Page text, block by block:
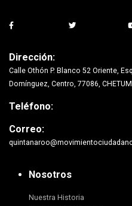
Dirección:
Calle Othón P. Blanco 52 Oriente,
Domínguez, Centro, 77086,
Teléfono:
Correo:
Nosotros
Nuestra Historia